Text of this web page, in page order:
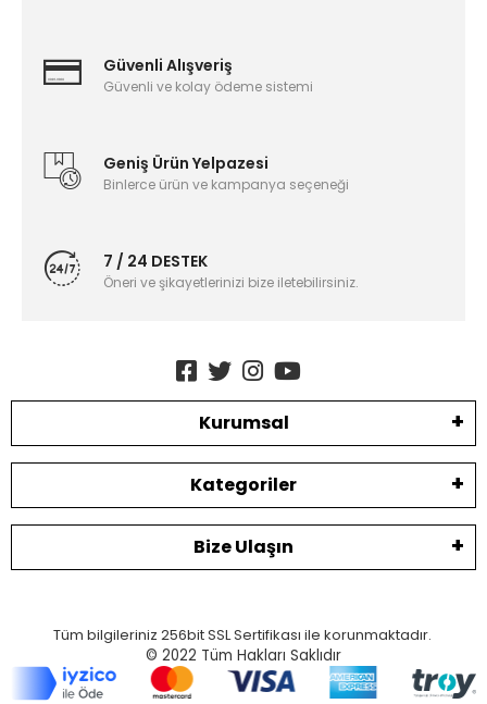
Güvenli Alışveriş
Güvenli ve kolay ödeme sistemi
Geniş Ürün Yelpazesi
Binlerce ürün ve kampanya seçeneği
7 / 24 DESTEK
Öneri ve şikayetlerinizi bize iletebilirsiniz.
Kurumsal
Kategoriler
Bize Ulaşın
Tüm bilgileriniz 256bit SSL Sertifikası ile korunmaktadır.
© 2022 Tüm Hakları Saklıdır